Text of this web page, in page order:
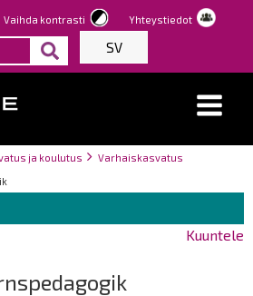
Vaihda kontrasti Yhteystiedot
SV
ja koulutus
Varhaiskasvatus
Kuuntele